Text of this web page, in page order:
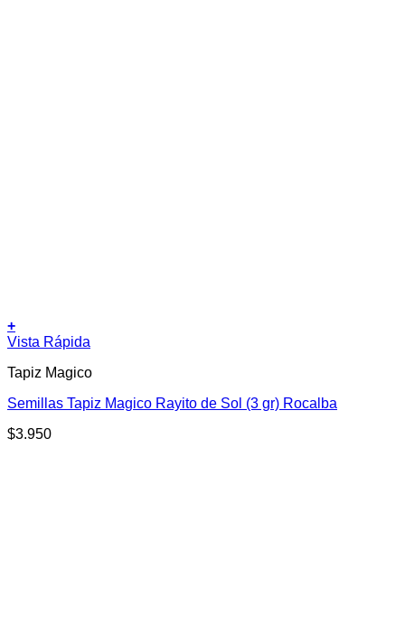
+
Vista Rápida
Tapiz Magico
Semillas Tapiz Magico Rayito de Sol (3 gr) Rocalba
$3.950